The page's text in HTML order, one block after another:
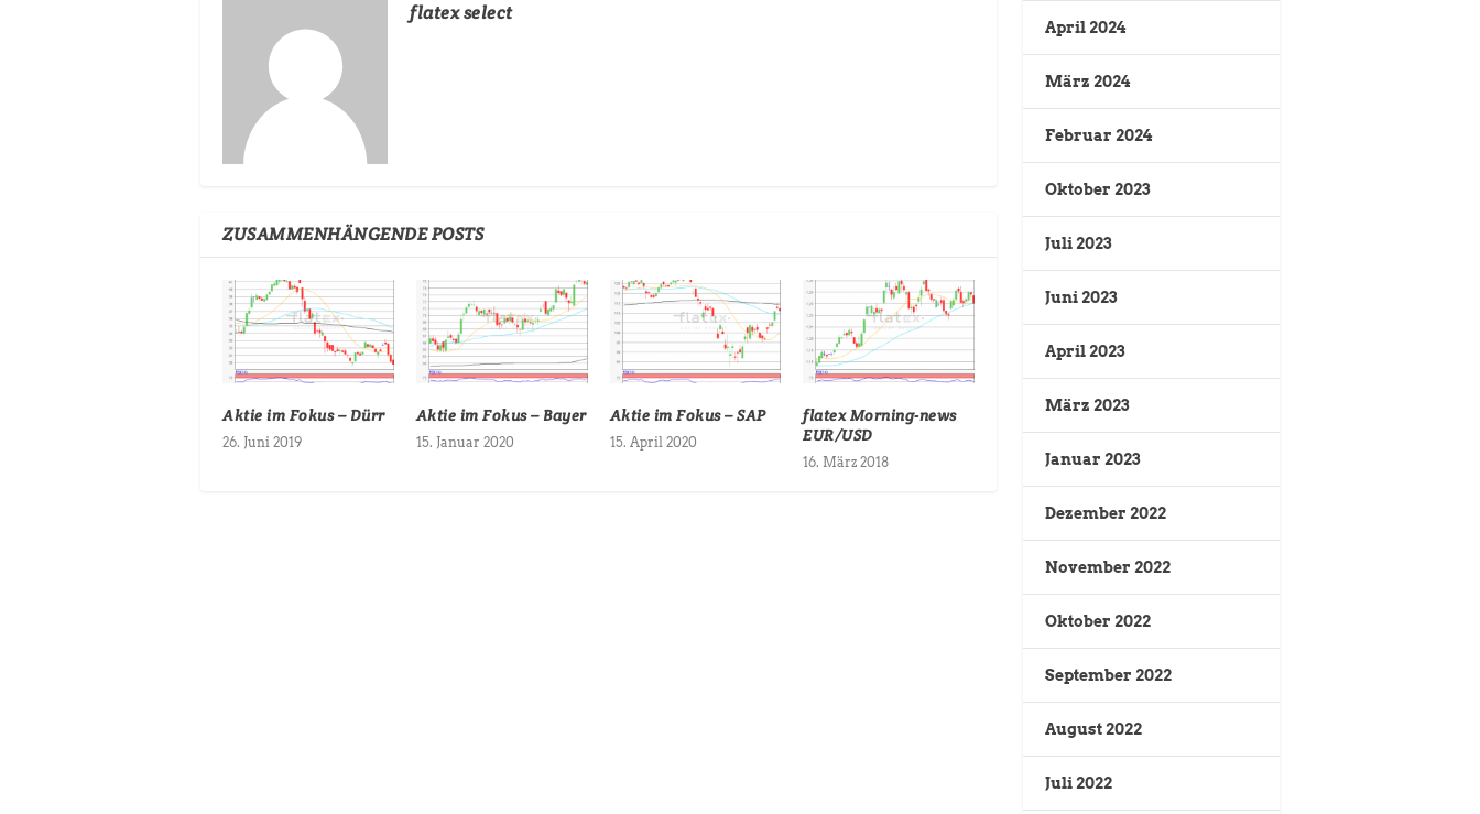
flatex select
ZUSAMMENHÄNGENDE POSTS
Aktie im Fokus – Dürr
26. Juni 2019
Aktie im Fokus – Bayer
15. Januar 2020
Aktie im Fokus – SAP
15. April 2020
flatex Morning-news
EUR/USD
16. März 2018
April 2024
März 2024
Februar 2024
Oktober 2023
Juli 2023
Juni 2023
April 2023
März 2023
Januar 2023
Dezember 2022
November 2022
Oktober 2022
September 2022
August 2022
Juli 2022